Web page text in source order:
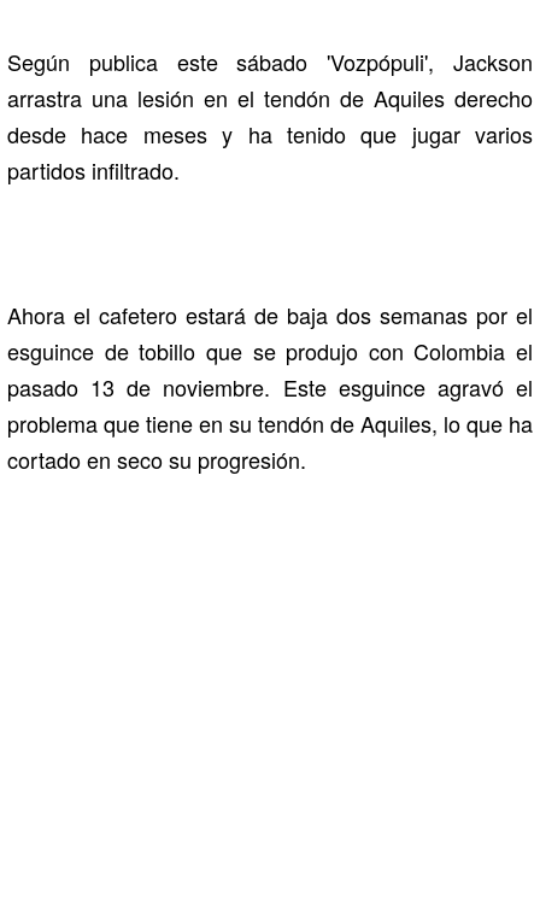
Según publica este sábado 'Vozpópuli', Jackson
arrastra una lesión en el tendón de Aquiles derecho
desde hace meses y ha tenido que jugar varios
partidos infiltrado.
Ahora el cafetero estará de baja dos semanas por el
esguince de tobillo que se produjo con Colombia el
pasado 13 de noviembre. Este esguince agravó el
problema que tiene en su tendón de Aquiles, lo que ha
cortado en seco su progresión.